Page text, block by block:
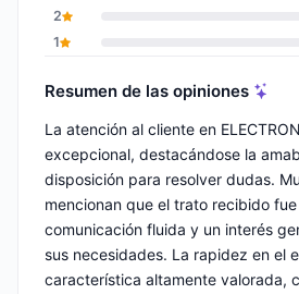
2
1
Resumen de las opiniones
La atención al cliente en
excepcional, destacándose la
disposición para resolver dudas.
mencionan que el trato recibido
comunicación fluida y un interés
sus necesidades. La rapidez en el
característica altamente valorada,